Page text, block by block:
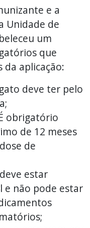
e a
Unidade de
um
que
da aplicação:
deve ter pelo
obrigatório
de 12 meses
de
estar
e não pode estar